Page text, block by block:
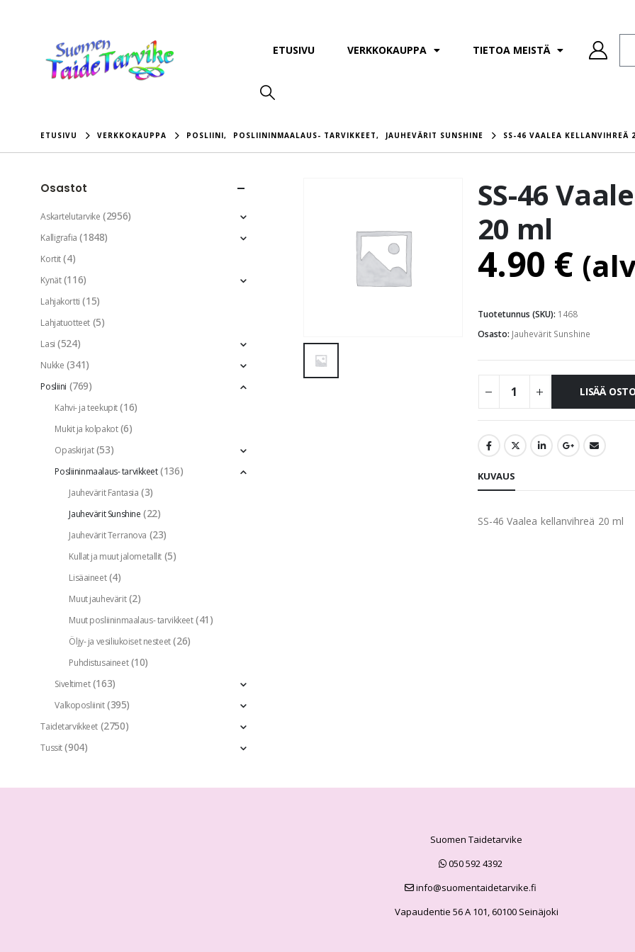
ETUSIVU VERKKOKAUPPA TIETOA MEISTÄ
ETUSIVU VERKKOKAUPPA POSLIINI, POSLIININMAALAUS- TARVIKKEET, JAUHEVÄRIT SUNSHINE SS-46 VAALEA KELLANVIHREÄ
SS-46
20 ml
4.90 €
Tuotetunnus (SKU): 1468
Osasto: Jauhevärit Sunshine
LISÄÄ
KUVAUS
SS-46 Vaalea kellanvihreä 20 ml
Osastot
Askartelutarvike (2956)
Kalligrafia (1848)
Kortit (4)
Kynät (116)
Lahjakortti (15)
Lahjatuotteet (5)
Lasi (524)
Nukke (341)
Posliini (769)
Kahvi- ja teekupit (16)
Mukit ja kolpakot (6)
Opaskirjat (53)
Posliininmaalaus- tarvikkeet (136)
Jauhevärit Fantasia (3)
Jauhevärit Sunshine (22)
Jauhevärit Terranova (23)
Kullat ja muut jalometallit (5)
Lisäaineet (4)
Muut jauhevärit (2)
Muut posliininmaalaus- tarvikkeet (41)
Öljy- ja vesiliukoiset nesteet (26)
Puhdistusaineet (10)
Siveltimet (163)
Valkoposliinit (395)
Taidetarvikkeet (2750)
Tussit (904)
Suomen Taidetarvike
050 592 4392
info@suomentaidetarvike.fi
Vapaudentie 56 A 101, 60100 Seinäjoki